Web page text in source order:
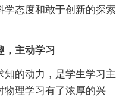
学态度和敢于创新的探索
主动学习
的动力，是学生学习主
物理学习有了浓厚的兴